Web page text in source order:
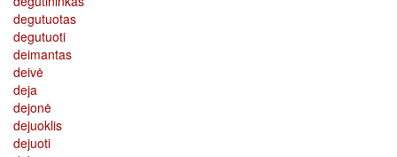
degutuotas
degutuoti
deimantas
deivė
deja
dejonė
dejuoklis
dejuoti